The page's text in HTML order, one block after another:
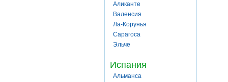
Аликанте
Валенсия
Ла-Корунья
Сарагоса
Эльче
Испания
Альманса